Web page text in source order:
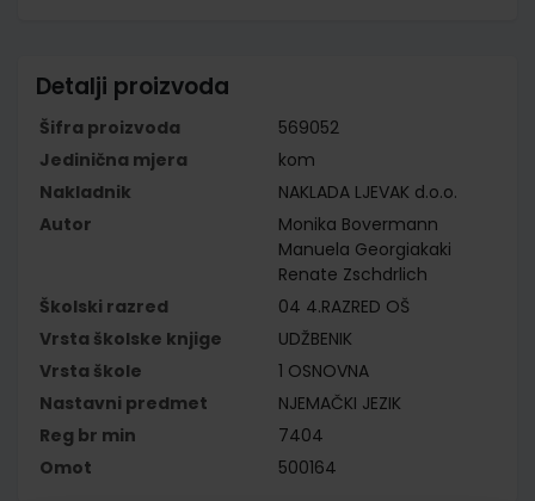
Detalji proizvoda
Šifra proizvoda
569052
Jedinična mjera
kom
Nakladnik
NAKLADA LJEVAK d.o.o.
Autor
Monika Bovermann
Manuela Georgiakaki
Renate Zschdrlich
Školski razred
04 4.RAZRED OŠ
Vrsta školske knjige
UDŽBENIK
Vrsta škole
1 OSNOVNA
Nastavni predmet
NJEMAČKI JEZIK
Reg br min
7404
Omot
500164